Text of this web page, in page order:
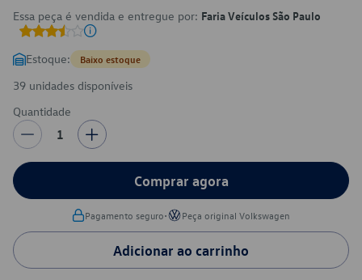
Essa peça é vendida e entregue por: Faria Veículos São Paulo
Estoque: Baixo estoque
39 unidades disponíveis
Quantidade
1
Comprar agora
Pagamento seguro• Peça original Volkswagen
Adicionar ao carrinho